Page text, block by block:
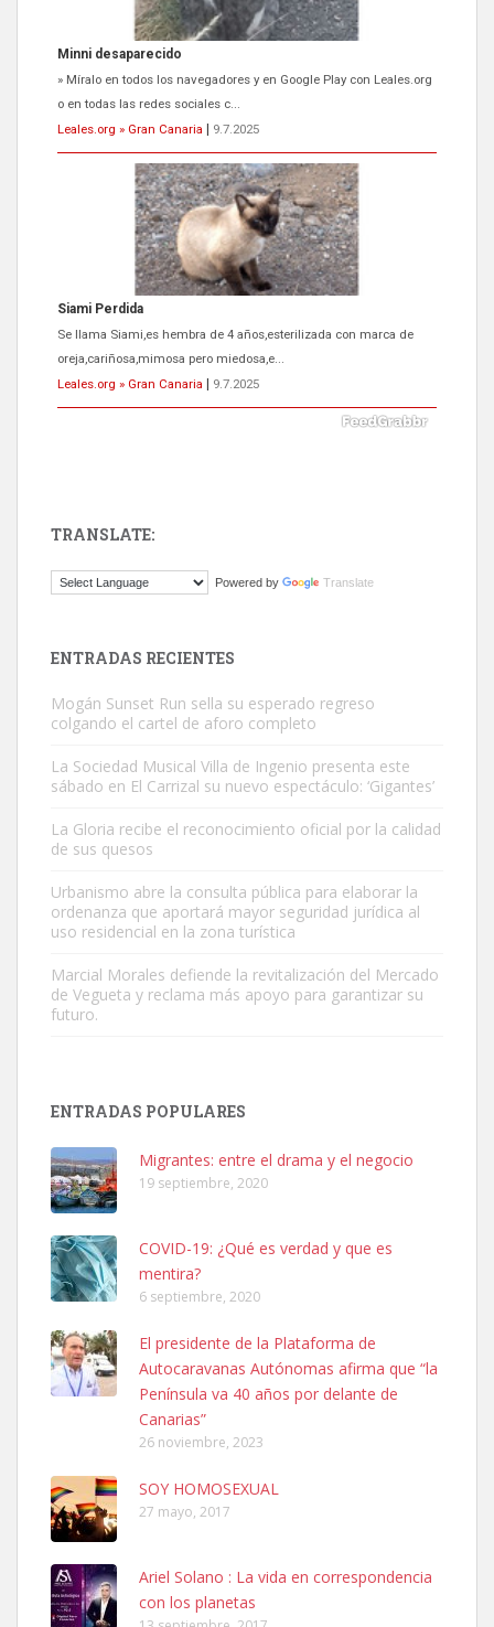
Minni desaparecido
» Míralo en todos los navegadores y en Google Play con Leales.org
o en todas las redes sociales c...
Leales.org » Gran Canaria
9.7.2025
Siami Perdida
Se llama Siami,es hembra de 4 años,esterilizada con marca de
oreja,cariñosa,mimosa pero miedosa,e...
Leales.org » Gran Canaria
9.7.2025
El ayuntamiento se va a llevar a Los Gatos callejeros de la zona los
Este gato macho ha aparecido en la calle hace menos de un mes,
Leales.org » Gran Canaria | 9.7.2025
Leales.org » Gran Canaria
SHIBA PERDIDO AVDA JOSE MESA Y LOPEZ
PERRO MACHO RAZA SHIBA CON MICROCHIP PERDIDO HOY
06/07/2025 ZONA MESA Y LOPEZ. ES MUY ASUSTADIZO
Leales.org » Gran Canaria
6.7.2025
Ninfa perdida
El día 5 se los perdió una ninfa papillera, asustada tiene miedo a la
TRANSLATE:
Powered by Translate
ENTRADAS RECIENTES
Mogán Sunset Run sella su esperado regreso
colgando el cartel de aforo completo
La Sociedad Musical Villa de Ingenio presenta este
sábado en El Carrizal su nuevo espectáculo: ‘Gigantes’
La Gloria recibe el reconocimiento oficial por la calidad
de sus quesos
Urbanismo abre la consulta pública para elaborar la
ordenanza que aportará mayor seguridad jurídica al
uso residencial en la zona turística
Marcial Morales defiende la revitalización del Mercado
de Vegueta y reclama más apoyo para garantizar su
futuro.
ENTRADAS POPULARES
Migrantes: entre el drama y el negocio
19 septiembre, 2020
COVID-19: ¿Qué es verdad y que es
mentira?
6 septiembre, 2020
El presidente de la Plataforma de
Autocaravanas Autónomas afirma que “la
Península va 40 años por delante de
Canarias”
26 noviembre, 2023
SOY HOMOSEXUAL
27 mayo, 2017
Ariel Solano : La vida en correspondencia
con los planetas